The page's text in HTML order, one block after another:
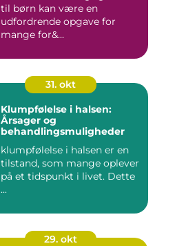
til børn kan være en
udfordrende opgave for
mange for&...
31. okt
Klumpfølelse i halsen:
Årsager og
behandlingsmuligheder
klumpfølelse i halsen er en
tilstand, som mange oplever
på et tidspunkt i livet. Dette
...
29. okt